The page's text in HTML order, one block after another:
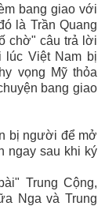
bang giao với
là Trần Quang
chờ" câu trả lời
lúc Việt Nam bị
vọng Mỹ thỏa
bang giao
bị người để mở
ngay sau khi ký
Trung Cộng,
Nga và Trung